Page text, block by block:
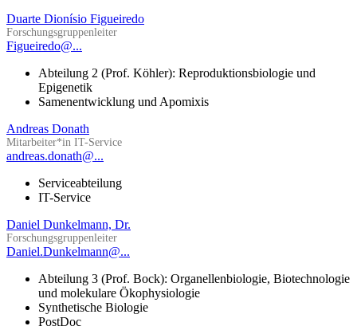
Duarte Dionísio Figueiredo
Forschungsgruppenleiter
Figueiredo@...
Abteilung 2 (Prof. Köhler): Reproduktionsbiologie und
Epigenetik
Samenentwicklung und Apomixis
Andreas Donath
Mitarbeiter*in IT-Service
andreas.donath@...
Serviceabteilung
IT-Service
Daniel Dunkelmann, Dr.
Forschungsgruppenleiter
Daniel.Dunkelmann@...
Abteilung 3 (Prof. Bock): Organellenbiologie, Biotechnologie
und molekulare Ökophysiologie
Synthetische Biologie
PostDoc